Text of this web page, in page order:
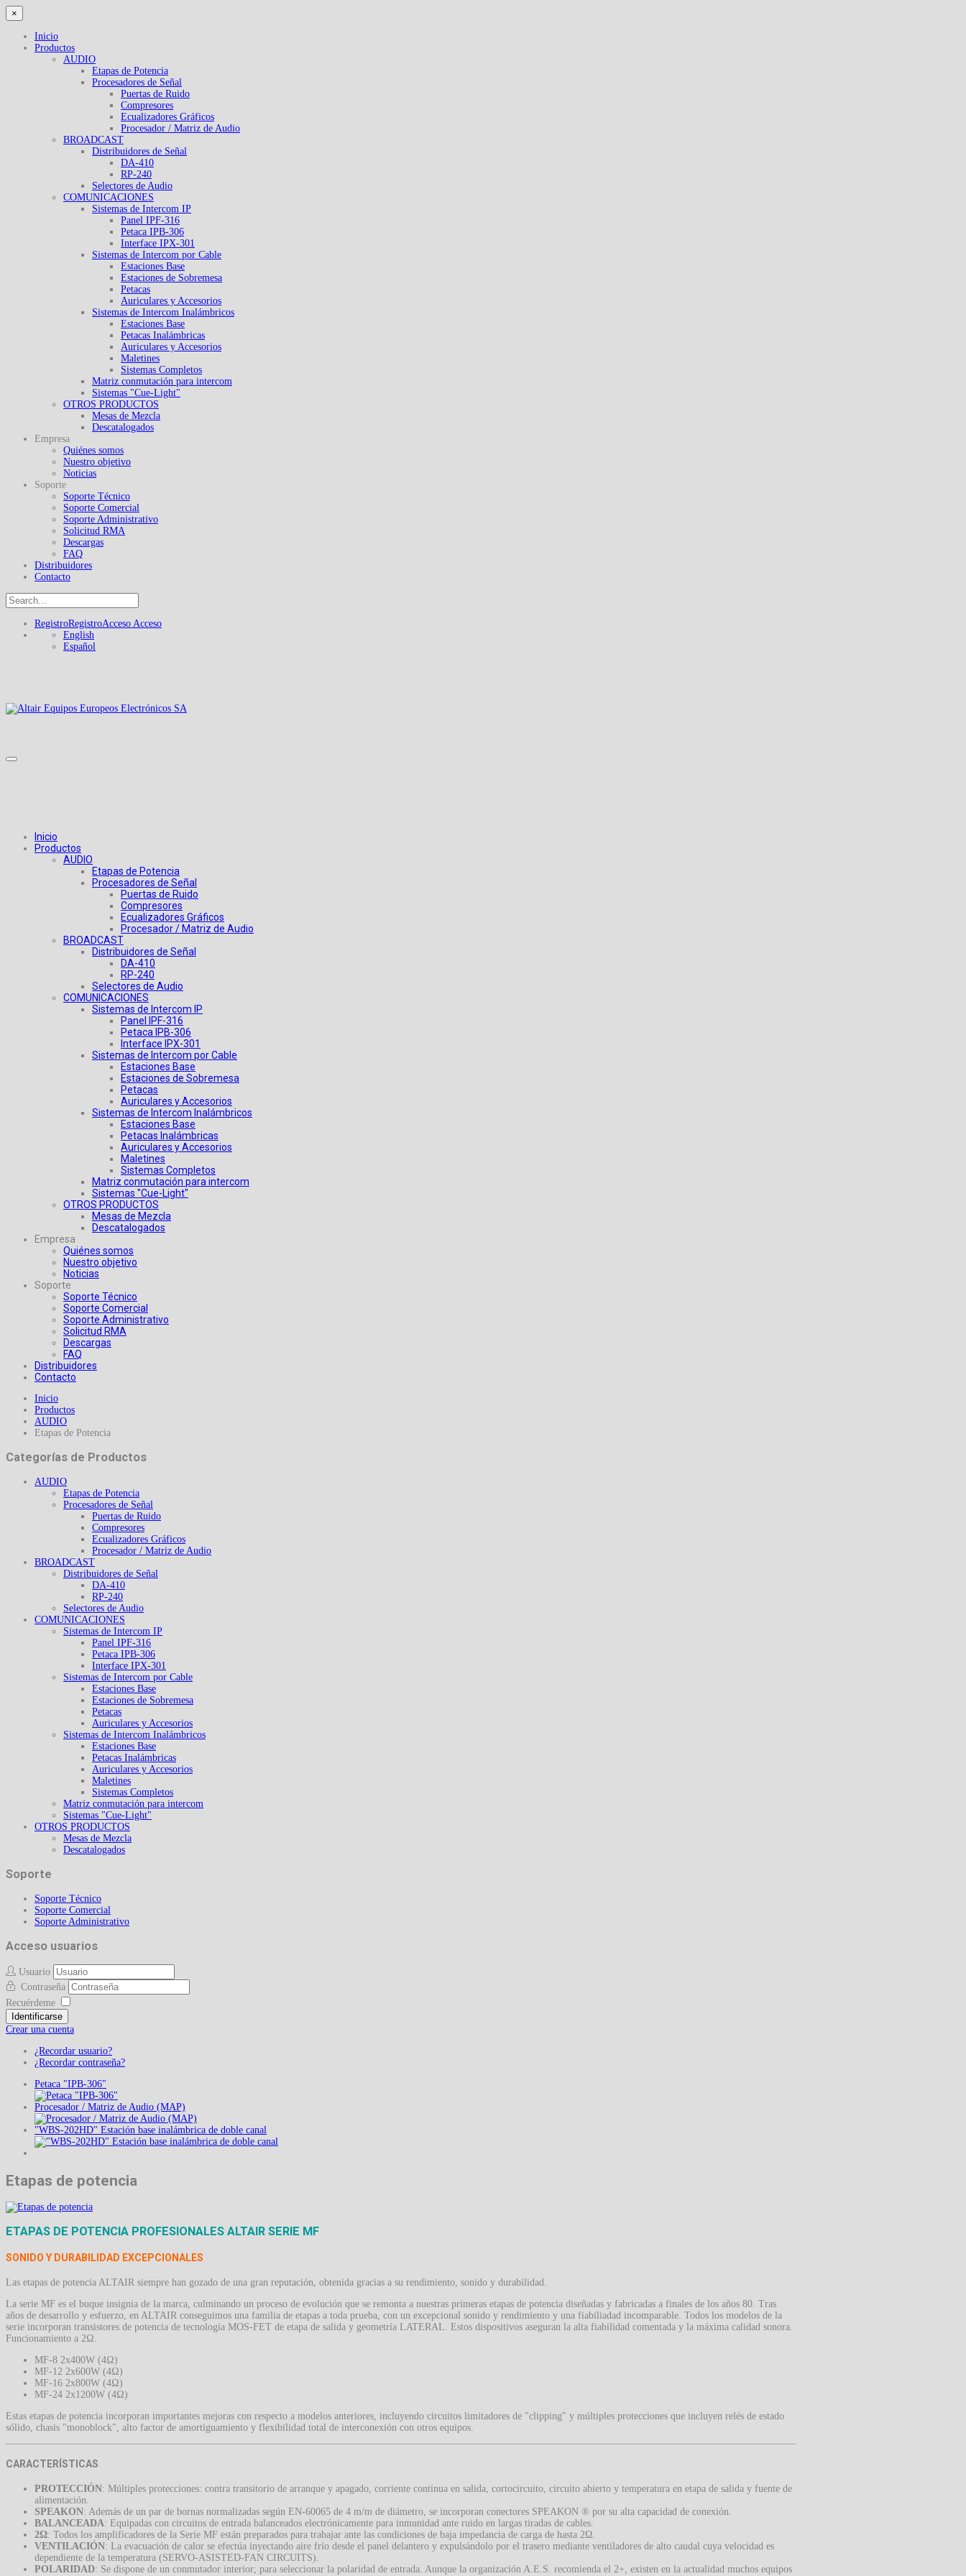
×
Inicio
Productos
AUDIO
Etapas de Potencia
Procesadores de Señal
Puertas de Ruido
Compresores
Ecualizadores Gráficos
Procesador / Matriz de Audio
BROADCAST
Distribuidores de Señal
DA-410
RP-240
Selectores de Audio
COMUNICACIONES
Sistemas de Intercom IP
Panel IPF-316
Petaca IPB-306
Interface IPX-301
Sistemas de Intercom por Cable
Estaciones Base
Estaciones de Sobremesa
Petacas
Auriculares y Accesorios
Sistemas de Intercom Inalámbricos
Estaciones Base
Petacas Inalámbricas
Auriculares y Accesorios
Maletines
Sistemas Completos
Matriz conmutación para intercom
Sistemas "Cue-Light"
OTROS PRODUCTOS
Mesas de Mezcla
Descatalogados
Empresa
Quiénes somos
Nuestro objetivo
Noticias
Soporte
Soporte Técnico
Soporte Comercial
Soporte Administrativo
Solicitud RMA
Descargas
FAQ
Distribuidores
Contacto
RegistroRegistroAcceso Acceso
English
Español
Inicio
Productos
AUDIO
Etapas de Potencia
Procesadores de Señal
Puertas de Ruido
Compresores
Ecualizadores Gráficos
Procesador / Matriz de Audio
BROADCAST
Distribuidores de Señal
DA-410
RP-240
Selectores de Audio
COMUNICACIONES
Sistemas de Intercom IP
Panel IPF-316
Petaca IPB-306
Interface IPX-301
Sistemas de Intercom por Cable
Estaciones Base
Estaciones de Sobremesa
Petacas
Auriculares y Accesorios
Sistemas de Intercom Inalámbricos
Estaciones Base
Petacas Inalámbricas
Auriculares y Accesorios
Maletines
Sistemas Completos
Matriz conmutación para intercom
Sistemas "Cue-Light"
OTROS PRODUCTOS
Mesas de Mezcla
Descatalogados
Empresa
Quiénes somos
Nuestro objetivo
Noticias
Soporte
Soporte Técnico
Soporte Comercial
Soporte Administrativo
Solicitud RMA
Descargas
FAQ
Distribuidores
Contacto
Inicio
Productos
AUDIO
Etapas de Potencia
Categorías de Productos
AUDIO
Etapas de Potencia
Procesadores de Señal
Puertas de Ruido
Compresores
Ecualizadores Gráficos
Procesador / Matriz de Audio
BROADCAST
Distribuidores de Señal
DA-410
RP-240
Selectores de Audio
COMUNICACIONES
Sistemas de Intercom IP
Panel IPF-316
Petaca IPB-306
Interface IPX-301
Sistemas de Intercom por Cable
Estaciones Base
Estaciones de Sobremesa
Petacas
Auriculares y Accesorios
Sistemas de Intercom Inalámbricos
Estaciones Base
Petacas Inalámbricas
Auriculares y Accesorios
Maletines
Sistemas Completos
Matriz conmutación para intercom
Sistemas "Cue-Light"
OTROS PRODUCTOS
Mesas de Mezcla
Descatalogados
Soporte
Soporte Técnico
Soporte Comercial
Soporte Administrativo
Acceso usuarios
Usuario
Contraseña
Recuérdeme
Identificarse
Crear una cuenta
¿Recordar usuario?
¿Recordar contraseña?
Petaca "IPB-306"
Procesador / Matriz de Audio (MAP)
"WBS-202HD" Estación base inalámbrica de doble canal
Etapas de potencia
ETAPAS DE POTENCIA PROFESIONALES ALTAIR SERIE MF
SONIDO Y DURABILIDAD EXCEPCIONALES
Las etapas de potencia ALTAIR siempre han gozado de una gran reputación, obtenida gracias a su rendimiento, sonido y durabilidad.
La serie MF es el buque insignia de la marca, culminando un proceso de evolución que se remonta a nuestras primeras etapas de potencia diseñadas y fabricadas a finales de los años 80. Tras
años de desarrollo y esfuerzo, en ALTAIR conseguimos una familia de etapas a toda prueba, con un excepcional sonido y rendimiento y una fiabiliadad incomparable. Todos los modelos de la
serie incorporan transistores de potencia de tecnología MOS-FET de etapa de salida y geometría LATERAL. Estos dispositivos aseguran la alta fiabilidad comentada y la máxima calidad sonora.
Funcionamiento a 2Ω.
MF-8 2x400W (4Ω)
MF-12 2x600W (4Ω)
MF-16 2x800W (4Ω)
MF-24 2x1200W (4Ω)
Estas etapas de potencia incorporan importantes mejoras con respecto a modelos anteriores, incluyendo circuitos limitadores de "clipping" y múltiples protecciones que incluyen relés de estado
sólido, chasis "monoblock", alto factor de amortiguamiento y flexibilidad total de interconexión con otros equipos.
CARACTERÍSTICAS
PROTECCIÓN: Múltiples protecciones: contra transitorio de arranque y apagado, corriente continua en salida, cortocircuito, circuito abierto y temperatura en etapa de salida y fuente de
alimentación.
SPEAKON: Además de un par de bornas normalizadas según EN-60065 de 4 m/m de diámetro, se incorporan conectores SPEAKON ® por su alta capacidad de conexión.
BALANCEADA: Equipadas con circuitos de entrada balanceados electrónicamente para inmunidad ante ruido en largas tiradas de cables.
2Ω: Todos los amplificadores de la Serie MF están preparados para trabajar ante las condiciones de baja impedancia de carga de hasta 2Ω.
VENTILACIÓN: La evacuación de calor se efectúa inyectando aire frío desde el panel delantero y expulsándolo por el trasero mediante ventiladores de alto caudal cuya velocidad es
dependiente de la temperatura (SERVO-ASISTED-FAN CIRCUITS).
POLARIDAD: Se dispone de un conmutador interior; para seleccionar la polaridad de entrada. Aunque la organización A.E.S. recomienda el 2+, existen en la actualidad muchos equipos